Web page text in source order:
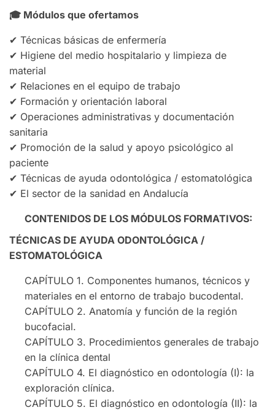
🎓 Módulos que ofertamos
✔ Técnicas básicas de enfermería
✔ Higiene del medio hospitalario y limpieza de
material
✔ Relaciones en el equipo de trabajo
✔ Formación y orientación laboral
✔ Operaciones administrativas y documentación
sanitaria
✔ Promoción de la salud y apoyo psicológico al
paciente
✔ Técnicas de ayuda odontológica / estomatológica
✔ El sector de la sanidad en Andalucía
CONTENIDOS DE LOS MÓDULOS FORMATIVOS:
TÉCNICAS DE AYUDA ODONTOLÓGICA /
ESTOMATOLÓGICA
CAPÍTULO 1. Componentes humanos, técnicos y
materiales en el entorno de trabajo bucodental.
CAPÍTULO 2. Anatomía y función de la región
bucofacial.
CAPÍTULO 3. Procedimientos generales de trabajo
en la clínica dental
CAPÍTULO 4. El diagnóstico en odontología (I): la
exploración clínica.
CAPÍTULO 5. El diagnóstico en odontología (II): la